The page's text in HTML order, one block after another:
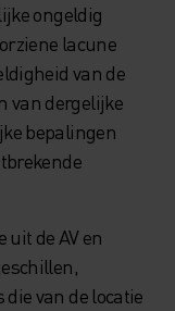
ongeldig
lacune
van de
van dergelijke
bepalingen
uit de AV en
van de locatie